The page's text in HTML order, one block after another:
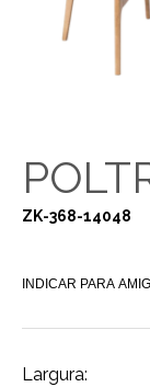
ZK-368-14048
INDICAR PARA
Largura: